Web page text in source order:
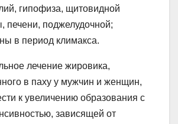
гипофиза, щитовидной
печени, поджелудочной;
в период климакса.
лечение жировика,
в паху у мужчин и женщин,
к увеличению образования с
зависящей от